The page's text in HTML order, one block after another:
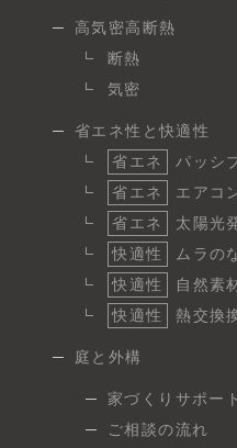
高気密高断熱
断熱
気密
省エネ性と快適性
省エネ
パッシ
省エネ
エアコ
省エネ
太陽光
快適性
ムラの
快適性
自然素
快適性
熱交換
庭と外構
家づくりサポート
ご相談の流れ